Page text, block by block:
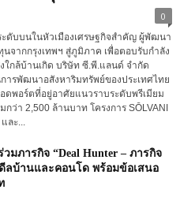
0
ดับบนในหัวเมืองเศรษฐกิจสำคัญ ผู้พัฒนา
จากกรุงเทพฯ สู่ภูมิภาค เพื่อตอบรับกำลัง
กล้บ้านเกิด บริษัท ซี.พี.แลนด์ จำกัด
ารพัฒนาอสังหาริมทรัพย์ของประเทศไทย
พอร์ตที่อยู่อาศัยแนวราบระดับพรีเมียม
ว่า 2,500 ล้านบาท โครงการ SŌLVANI
ะ...
มภารกิจ “Deal Hunter – ภารกิจ
ลบ้านและคอนโด พร้อมข้อเสนอ